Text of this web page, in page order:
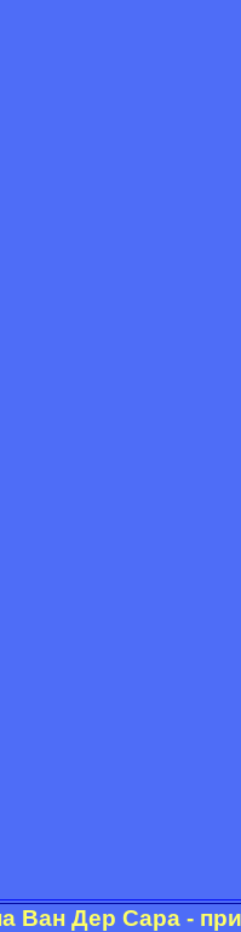
Ван Дер Сара -